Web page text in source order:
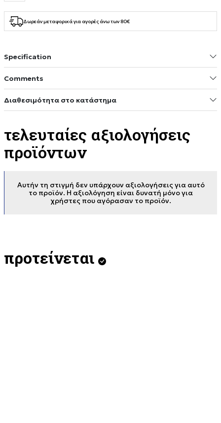
Δωρεάν μεταφορικά για αγορές άνω των 80€
Specification
Comments
Διαθεσιμότητα στο κατάστημα
τελευταίες αξιολογήσεις
προϊόντων
Αυτήν τη στιγμή δεν υπάρχουν αξιολογήσεις για αυτό
το προϊόν. Η αξιολόγηση είναι δυνατή μόνο για
χρήστες που αγόρασαν το προϊόν.
προτείνεται